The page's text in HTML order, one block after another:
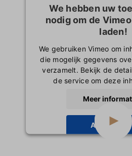
We hebben uw
nodig om de
laden!
We gebruiken Vimeo om
die mogelijk gegevens
verzamelt. Bekijk de
de service om deze
Meer
Accepteren